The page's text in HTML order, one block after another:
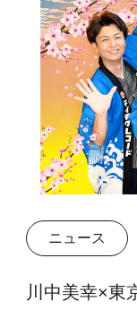
ニュース
川中美幸×東